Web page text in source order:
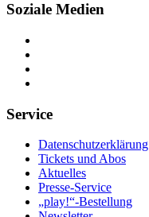
Soziale Medien
Service
Datenschutzerklärung
Tickets und Abos
Aktuelles
Presse-Service
„play!“-Bestellung